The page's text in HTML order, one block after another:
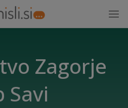
Zagorje
Savi